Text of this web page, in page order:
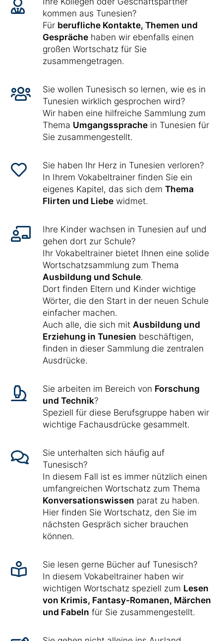
kommen aus Tunesien?
Für berufliche Kontakte, Themen und
Gespräche haben wir ebenfalls einen
großen Wortschatz für Sie
zusammengetragen.
Sie wollen Tunesisch so lernen, wie es in
Tunesien wirklich gesprochen wird?
Wir haben eine hilfreiche Sammlung zum
Thema Umgangssprache in Tunesien für
Sie zusammengestellt.
Sie haben Ihr Herz in Tunesien verloren?
In Ihrem Vokabeltrainer finden Sie ein
eigenes Kapitel, das sich dem Thema
Flirten und Liebe widmet.
Ihre Kinder wachsen in Tunesien auf und
gehen dort zur Schule?
Ihr Vokabeltrainer bietet Ihnen eine solide
Wortschatzsammlung zum Thema
Ausbildung und Schule.
Dort finden Eltern und Kinder wichtige
Wörter, die den Start in der neuen Schule
einfacher machen.
Auch alle, die sich mit Ausbildung und
Erziehung in Tunesien beschäftigen,
finden in dieser Sammlung die zentralen
Ausdrücke.
Sie arbeiten im Bereich von Forschung
und Technik?
Speziell für diese Berufsgruppe haben wir
wichtige Fachausdrücke gesammelt.
Sie unterhalten sich häufig auf
Tunesisch?
In diesem Fall ist es immer nützlich einen
umfangreichen Wortschatz zum Thema
Konversationswissen parat zu haben.
Hier finden Sie Wortschatz, den Sie im
nächsten Gespräch sicher brauchen
können.
Sie lesen gerne Bücher auf Tunesisch?
In diesem Vokabeltrainer haben wir
wichtigen Wortschatz speziell zum Lesen
von Krimis, Fantasy-Romanen, Märchen
und Fabeln für Sie zusammengestellt.